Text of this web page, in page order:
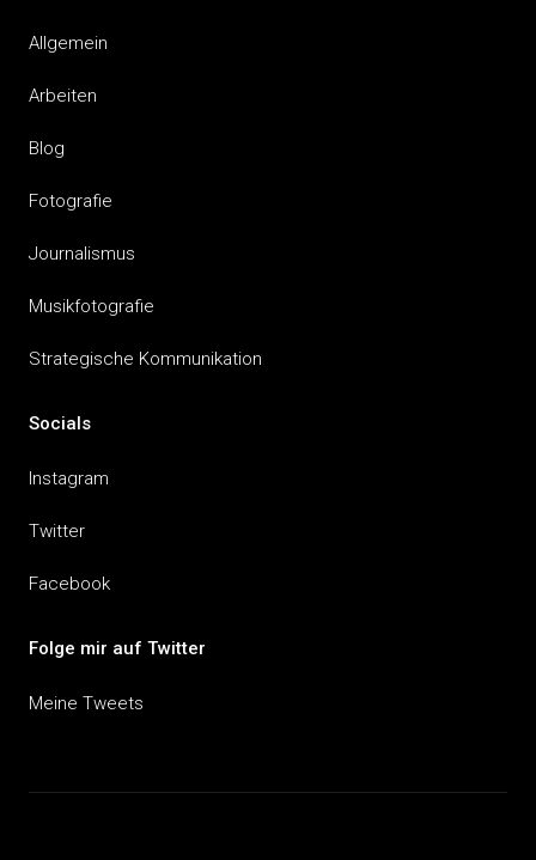
Allgemein
Arbeiten
Blog
Fotografie
Journalismus
Musikfotografie
Strategische Kommunikation
Socials
Instagram
Twitter
Facebook
Folge mir auf Twitter
Meine Tweets